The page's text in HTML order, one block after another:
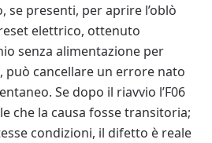
se presenti, per aprire l’oblò
elettrico, ottenuto
senza alimentazione per
può cancellare un errore nato
Se dopo il riavvio l’F06
che la causa fosse transitoria;
condizioni, il difetto è reale